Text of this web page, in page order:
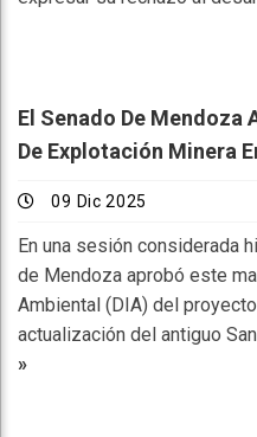
El Senado De Mendoza
De Explotación Minera
09 Dic 2025
En una sesión considerada
de Mendoza aprobó este
Ambiental (DIA) del
actualización del antiguo
»